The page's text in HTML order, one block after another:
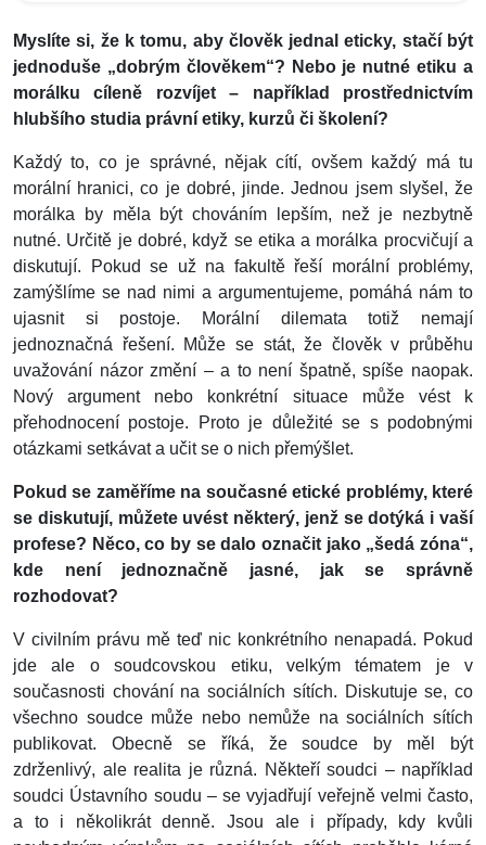
Myslíte si, že k tomu, aby člověk jednal eticky, stačí být
jednoduše „dobrým člověkem“? Nebo je nutné etiku a
morálku cíleně rozvíjet – například prostřednictvím
hlubšího studia právní etiky, kurzů či školení?
Každý to, co je správné, nějak cítí, ovšem každý má tu
morální hranici, co je dobré, jinde. Jednou jsem slyšel, že
morálka by měla být chováním lepším, než je nezbytně
nutné. Určitě je dobré, když se etika a morálka procvičují a
diskutují. Pokud se už na fakultě řeší morální problémy,
zamýšlíme se nad nimi a argumentujeme, pomáhá nám to
ujasnit si postoje. Morální dilemata totiž nemají
jednoznačná řešení. Může se stát, že člověk v průběhu
uvažování názor změní – a to není špatně, spíše naopak.
Nový argument nebo konkrétní situace může vést k
přehodnocení postoje. Proto je důležité se s podobnými
otázkami setkávat a učit se o nich přemýšlet.
Pokud se zaměříme na současné etické problémy, které
se diskutují, můžete uvést některý, jenž se dotýká i vaší
profese? Něco, co by se dalo označit jako „šedá zóna“,
kde není jednoznačně jasné, jak se správně
rozhodovat?
V civilním právu mě teď nic konkrétního nenapadá. Pokud
jde ale o soudcovskou etiku, velkým tématem je v
současnosti chování na sociálních sítích. Diskutuje se, co
všechno soudce může nebo nemůže na sociálních sítích
publikovat. Obecně se říká, že soudce by měl být
zdrženlivý, ale realita je různá. Někteří soudci – například
soudci Ústavního soudu – se vyjadřují veřejně velmi často,
a to i několikrát denně. Jsou ale i případy, kdy kvůli